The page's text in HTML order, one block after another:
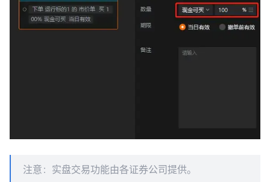
注意：实盘交易功能由各证券公司提供。